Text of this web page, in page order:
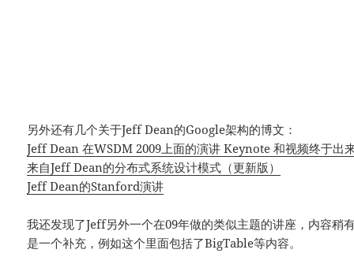
另外还有几个关于Jeff Dean的Google架构的博文：
Jeff Dean 在WSDM 2009上面的演讲 Keynote 和视频终于出
来自Jeff Dean的分布式系统设计模式（更新版）
Jeff Dean的Stanford演讲
我还发现了Jeff另外一个在09年做的类似主题的讲座，内容稍
是一个补充，例如这个里面包括了BigTable等内容。